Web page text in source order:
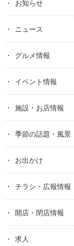
お知らせ
ニュース
グルメ情報
イベント情報
施設・お店情報
季節の話題・風景
お出かけ
チラシ・広報情報
開店・閉店情報
求人